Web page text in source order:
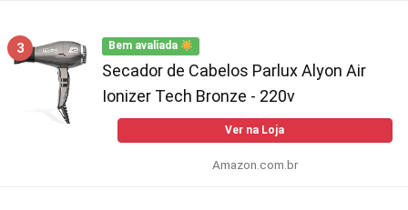
3 Bem avaliada
Secador de Cabelos Parlux Alyon Air
Ionizer Tech Bronze - 220v
Ver na Loja
Amazon.com.br